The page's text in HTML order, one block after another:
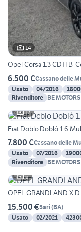
14
Opel Corsa 1.3 CDTI B-
6.500 €Cassano delle
Usato
04/2016
Rivenditore BE
17
Fiat Doblo Doblò 1.6
7.800 €Cassano delle
Usato
07/2016
Rivenditore BE
6
OPEL GRANDLAND X D
15.500 €Bari(BA)
Usato
02/2021